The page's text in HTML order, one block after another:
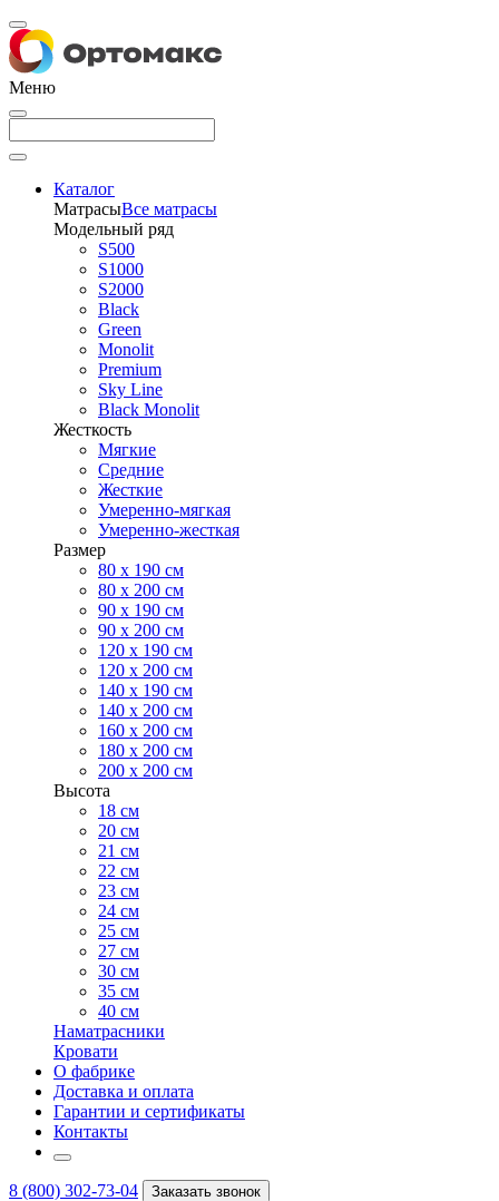
Меню
Каталог
МатрасыВсе матрасы
Модельный ряд
S500
S1000
S2000
Black
Green
Monolit
Premium
Sky Line
Black Monolit
Жесткость
Мягкие
Средние
Жесткие
Умеренно-мягкая
Умеренно-жесткая
Размер
80 х 190 см
80 х 200 см
90 х 190 см
90 х 200 см
120 х 190 см
120 х 200 см
140 х 190 см
140 х 200 см
160 х 200 см
180 х 200 см
200 х 200 см
Высота
18 см
20 см
21 см
22 см
23 см
24 см
25 см
27 см
30 см
35 см
40 см
Наматрасники
Кровати
О фабрике
Доставка и оплата
Гарантии и сертификаты
Контакты
8 (800) 302-73-04 Заказать звонок